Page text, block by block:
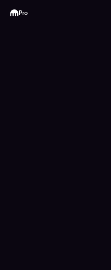
Kraken
Pro